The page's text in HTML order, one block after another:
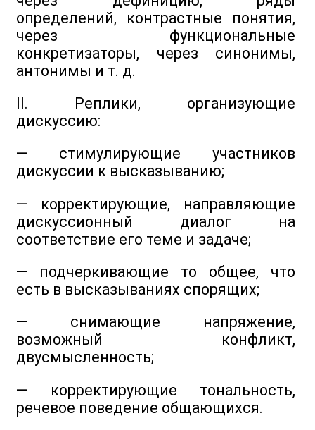
определений, контрастные понятия,
через функциональные
конкретизаторы, через синонимы,
антонимы и т. д.
II. Реплики, организующие
дискуссию:
— стимулирующие участников
дискуссии к высказыванию;
— корректирующие, направляющие
дискуссионный диалог на
соответствие его теме и задаче;
— подчеркивающие то общее, что
есть в высказываниях спорящих;
— снимающие напряжение,
возможный конфликт,
двусмысленность;
— корректирующие тональность,
речевое поведение общающихся.